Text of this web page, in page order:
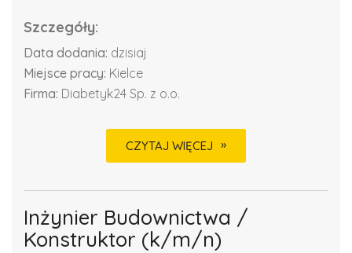
Szczegóły:
Data dodania: dzisiaj
Miejsce pracy: Kielce
Firma: Diabetyk24 Sp. z o.o.
CZYTAJ WIĘCEJ
Inżynier Budownictwa /
Konstruktor (k/m/n)